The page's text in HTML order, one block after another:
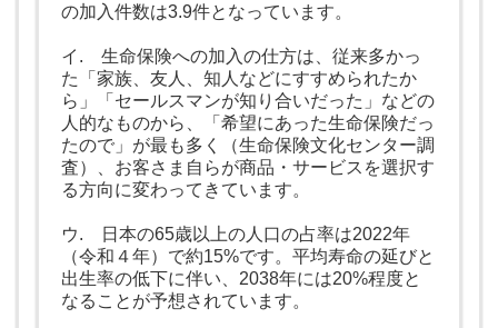
の加入件数は3.9件となっています。
イ. 生命保険への加入の仕方は、従来多かっ
た「家族、友人、知人などにすすめられたか
ら」「セールスマンが知り合いだった」などの
人的なものから、「希望にあった生命保険だっ
たので」が最も多く（生命保険文化センター調
査）、お客さま自らが商品・サービスを選択す
る方向に変わってきています。
ウ. 日本の65歳以上の人口の占率は2022年
（令和４年）で約15%です。平均寿命の延びと
出生率の低下に伴い、2038年には20%程度と
なることが予想されています。